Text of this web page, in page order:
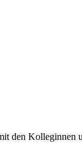
den Kolleginnen